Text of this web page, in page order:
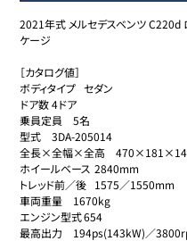
2021年式 メルセデスベンツ C220d
ケージ
［カタログ値］
ボディタイプ	セダン
ドア数	4ドア
乗員定員	5名
型式	3DA-205014
全長×全幅×全高	470×181×143cm
ホイールベース	2840mm
トレッド前／後	1575／1550mm
車両重量	1670kg
エンジン型式	654
最高出力	194ps(143kW)／3800rpm